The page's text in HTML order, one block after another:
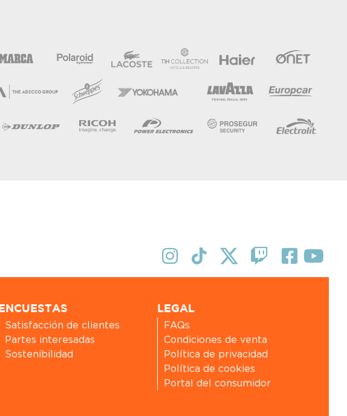
ENCUESTAS
Satisfacción de clientes
Partes interesadas
Sostenibilidad
LEGAL
FAQs
Condiciones de venta
Política de privacidad
Política de cookies
Portal del consumidor